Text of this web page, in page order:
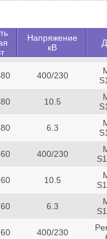
Напряжение
кВ
400/230
10.5
6.3
400/230
10.5
6.3
400/230